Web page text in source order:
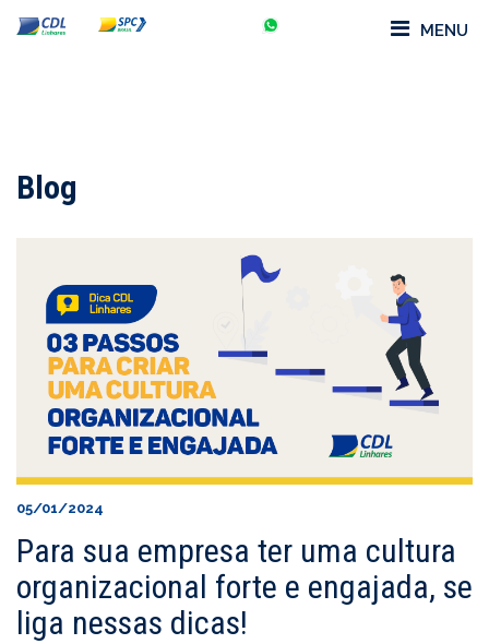
MENU
Blog
05/01/2024
Para sua empresa ter uma cultura
organizacional forte e engajada, se
liga nessas dicas!